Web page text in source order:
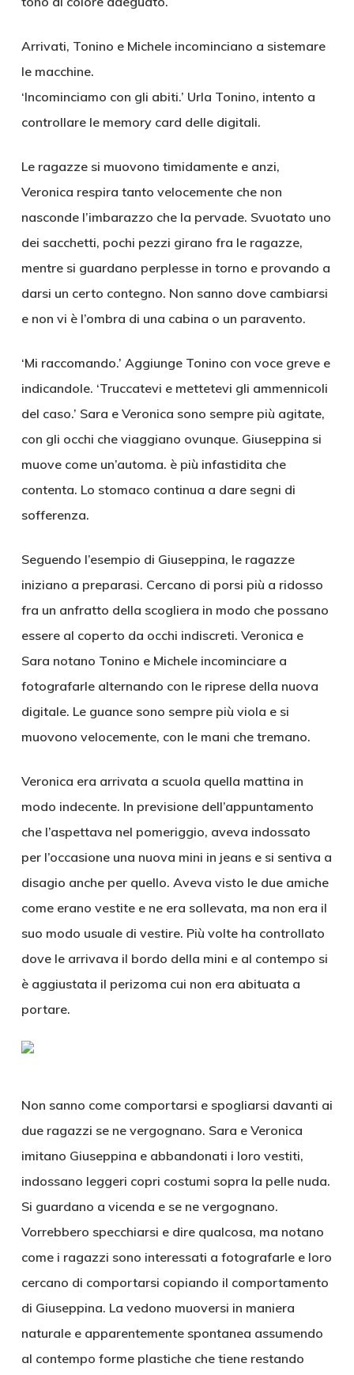
Arrivati, Tonino e Michele incominciano a sistemare
le macchine.
‘Incominciamo con gli abiti.’ Urla Tonino, intento a
controllare le memory card delle digitali.
Le ragazze si muovono timidamente e anzi,
Veronica respira tanto velocemente che non
nasconde l’imbarazzo che la pervade. Svuotato uno
dei sacchetti, pochi pezzi girano fra le ragazze,
mentre si guardano perplesse in torno e provando a
darsi un certo contegno. Non sanno dove cambiarsi
e non vi è l’ombra di una cabina o un paravento.
‘Mi raccomando.’ Aggiunge Tonino con voce greve e
indicandole. ‘Truccatevi e mettetevi gli ammennicoli
del caso.’ Sara e Veronica sono sempre più agitate,
con gli occhi che viaggiano ovunque. Giuseppina si
muove come un’automa. è più infastidita che
contenta. Lo stomaco continua a dare segni di
sofferenza.
Seguendo l’esempio di Giuseppina, le ragazze
iniziano a preparasi. Cercano di porsi più a ridosso
fra un anfratto della scogliera in modo che possano
essere al coperto da occhi indiscreti. Veronica e
Sara notano Tonino e Michele incominciare a
fotografarle alternando con le riprese della nuova
digitale. Le guance sono sempre più viola e si
muovono velocemente, con le mani che tremano.
Veronica era arrivata a scuola quella mattina in
modo indecente. In previsione dell’appuntamento
che l’aspettava nel pomeriggio, aveva indossato
per l’occasione una nuova mini in jeans e si sentiva a
disagio anche per quello. Aveva visto le due amiche
come erano vestite e ne era sollevata, ma non era il
suo modo usuale di vestire. Più volte ha controllato
dove le arrivava il bordo della mini e al contempo si
è aggiustata il perizoma cui non era abituata a
portare.
Non sanno come comportarsi e spogliarsi davanti ai
due ragazzi se ne vergognano. Sara e Veronica
imitano Giuseppina e abbandonati i loro vestiti,
indossano leggeri copri costumi sopra la pelle nuda.
Si guardano a vicenda e se ne vergognano.
Vorrebbero specchiarsi e dire qualcosa, ma notano
come i ragazzi sono interessati a fotografarle e loro
cercano di comportarsi copiando il comportamento
di Giuseppina. La vedono muoversi in maniera
naturale e apparentemente spontanea assumendo
al contempo forme plastiche che tiene restando